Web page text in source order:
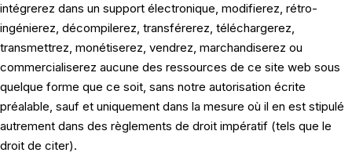
intégrerez dans un support électronique, modifierez, rétro-
ingénierez, décompilerez, transférerez, téléchargerez,
transmettrez, monétiserez, vendrez, marchandiserez ou
commercialiserez aucune des ressources de ce site web sous
quelque forme que ce soit, sans notre autorisation écrite
préalable, sauf et uniquement dans la mesure où il en est stipulé
autrement dans des règlements de droit impératif (tels que le
droit de citer).